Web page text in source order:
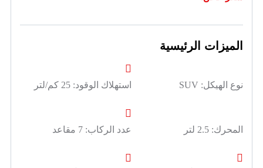
الميزات الرئيسية
نوع الهيكل: SUV استهلاك الوقود: 25 كم/لتر
المحرك: 2.5 لتر عدد الركاب: 7 مقاعد